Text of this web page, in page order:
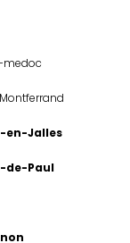
en-Jalles
de-Paul